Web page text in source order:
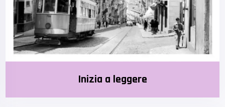
Inizia a leggere